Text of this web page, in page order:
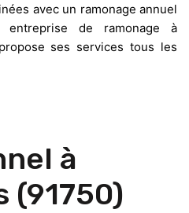
avec un ramonage annuel
de ramonage à
ses services tous les
à
(91750)